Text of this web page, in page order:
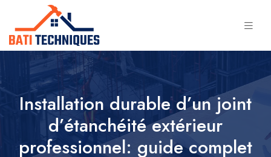
Installation durable d’un joint
d’étanchéité extérieur
professionnel: guide complet